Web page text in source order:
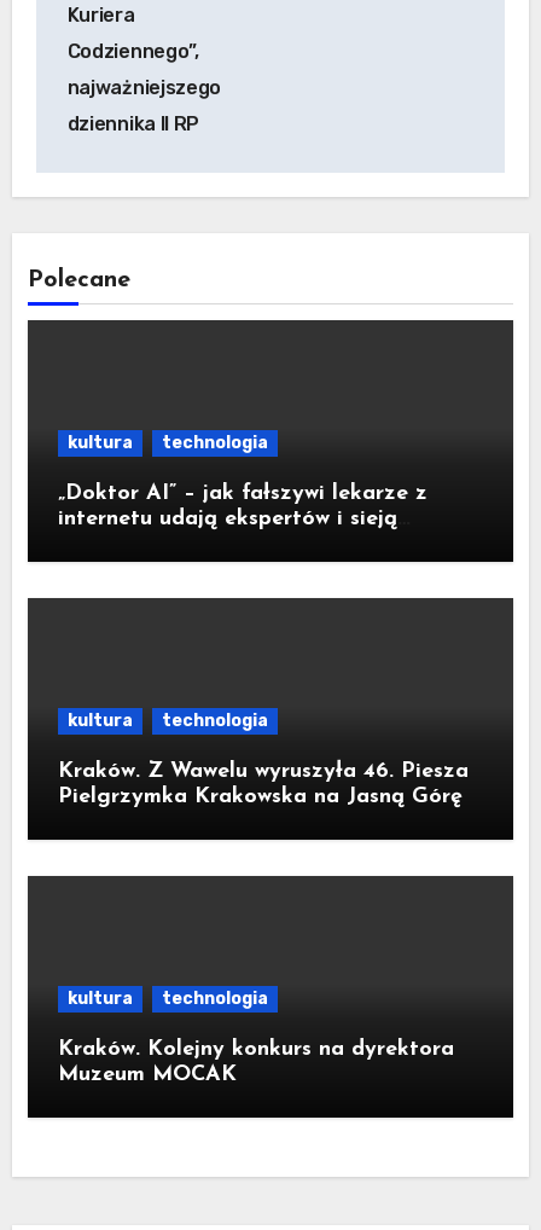
Kuriera
Codziennego”,
najważniejszego
dziennika II RP
Polecane
kultura technologia
„Doktor AI” – jak fałszywi lekarze z
internetu udają ekspertów i sieją
kultura technologia
Kraków. Z Wawelu wyruszyła 46. Piesza
Pielgrzymka Krakowska na Jasną Górę
kultura technologia
Kraków. Kolejny konkurs na dyrektora
Muzeum MOCAK